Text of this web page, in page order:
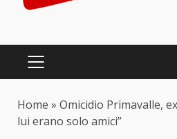
PRIMARY
Home » Omicidio Primavalle,
lui erano solo amici”